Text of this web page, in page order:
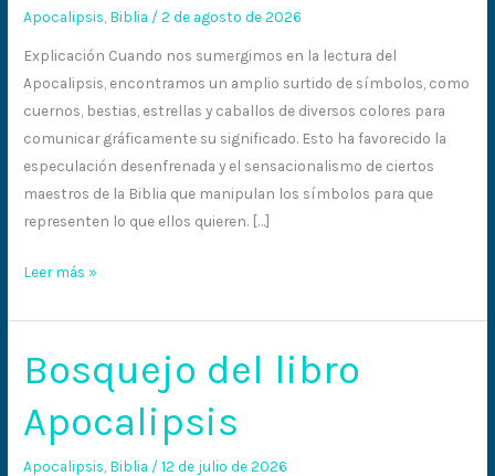
Apocalipsis Biblia /2 de agosto de 2026
Explicación Cuando nos sumergimos en la lectura del
Apocalipsis, encontramos un amplio surtido de símbolos, como
cuernos, bestias, estrellas y caballos de diversos colores para
comunicar gráficamente su significado. Esto ha favorecido la
especulación desenfrenada y el sensacionalismo de ciertos
maestros de la Biblia que manipulan los símbolos para que
representen lo que ellos quieren. […]
Leer más »
Bosquejo del libro
Apocalipsis
Apocalipsis Biblia /12 de julio de 2026
Bosquejo
del
libro
Apocalipsis